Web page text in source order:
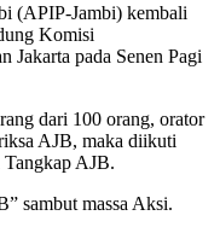
(APIP-Jambi) kembali
Komisi
Jakarta pada Senen Pagi
dari 100 orang, orator
AJB, maka diikuti
Tangkap AJB.
sambut massa Aksi.